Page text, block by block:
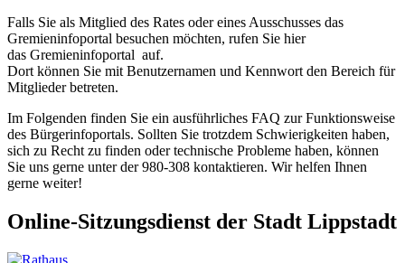
Falls Sie als Mitglied des Rates oder eines Ausschusses das
Gremieninfoportal besuchen möchten, rufen Sie hier
das Gremieninfoportal auf.
Dort können Sie mit Benutzernamen und Kennwort den Bereich für
Mitglieder betreten.
Im Folgenden finden Sie ein ausführliches FAQ zur Funktionsweise
des Bürgerinfoportals. Sollten Sie trotzdem Schwierigkeiten haben,
sich zu Recht zu finden oder technische Probleme haben, können
Sie uns gerne unter der 980-308 kontaktieren. Wir helfen Ihnen
gerne weiter!
Online-Sitzungsdienst der Stadt Lippstadt